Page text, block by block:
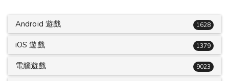
Android 遊戲 1628
iOS 遊戲 1379
電腦遊戲 9023